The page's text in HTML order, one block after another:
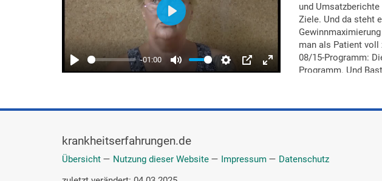
und
Ziele. Und da steht
man als Patient voll
08/15-Programm:
Programm. Und
kostet dann auch
überhaupt nicht
krankheitserfahrungen.de
Übersicht — Nutzung dieser Website — Impressum — Datenschutz